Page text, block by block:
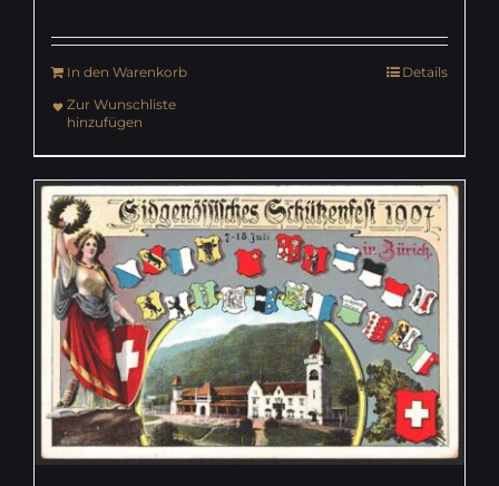
In den Warenkorb
Details
Zur Wunschliste
hinzufügen